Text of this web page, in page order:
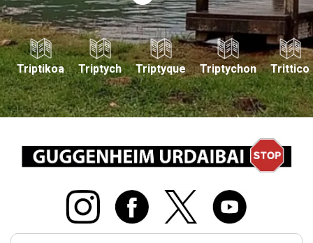
Triptikoa Triptych Triptyque Triptychon Trittico